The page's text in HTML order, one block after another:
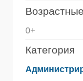
0+
Категория